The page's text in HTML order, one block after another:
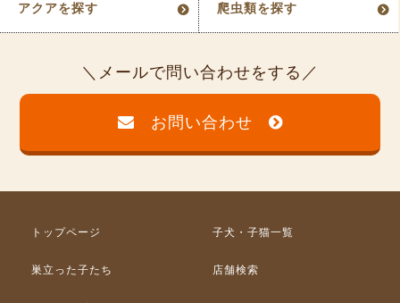
アクアを探す 爬虫類を探す
メールで問い合わせをする
お問い合わせ
トップページ 子犬・子猫一覧
巣立った子たち 店舗検索